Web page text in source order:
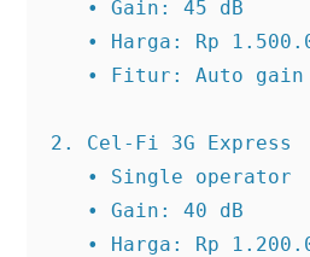
   • Gain: 45 dB
• Harga: Rp
• Fitur: Auto gain
2. Cel-Fi 3G Express
   • Single operator
   • Gain: 40 dB
• Harga: Rp